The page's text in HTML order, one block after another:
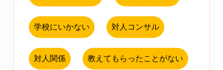
学校にいかない 対人コンサル
対人関係 教えてもらったことがない